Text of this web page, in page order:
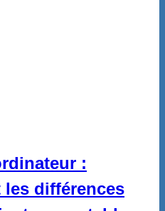
:
différences